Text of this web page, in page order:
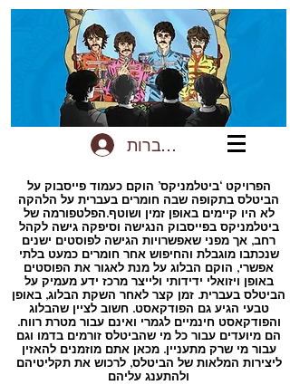
להתחברות
הפרויקט ‘ביטלמניקס’ הוקם כעמוד פייסבוק על
הביטלס בתקופה שבה חומרים בעברית על הלהקה
לא היו קיימים באופן זמין ושוטף.הפלטפורמה של
ביטלמניקס בפייסבוק הנגישה וסיפקה גישה לקהל
רחב, אך מפני שאפשרויות הגישה לפוסטים ישנים
שנכתבו מוגבלת והחיפוש אחר חומרים כמעט בלתי
אפשרי, הוקם הבלוג על מנת לאגור את הפוסטים
באופן ויזואלי ידידותי ולייצר מרכז ידע מעמיק על
הביטלס בעברית. זמן קצר לאחר השקת הבלוג, באופן
טבעי הגיע גם הפודקאסט. חשוב לציין שהבלוג
והפודקאסט חינמיים לגמרי ואינם עבור מטרת רווח.
הם מיועדים עבור כל מי שהביטלס זורמים בדמו וגם
עבור מי שרק מתעניין. מכאן אתם מוזמנים להאזין
ליצירות המלאות של הביטלס, לרכוש את תקליטיהם
ולהתענג עליהם